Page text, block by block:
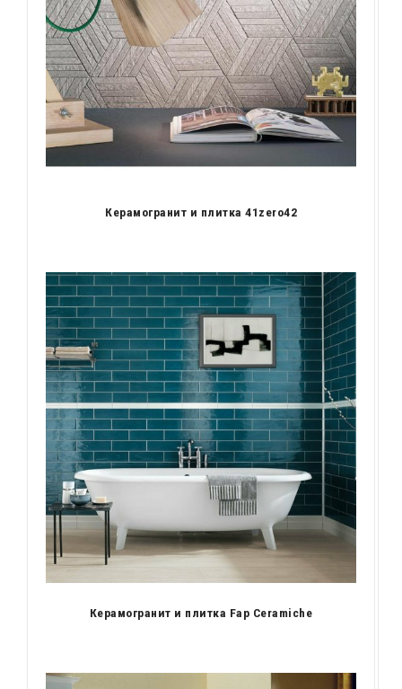
Керамогранит и плитка 41zero42
Керамогранит и плитка Fap Ceramiche